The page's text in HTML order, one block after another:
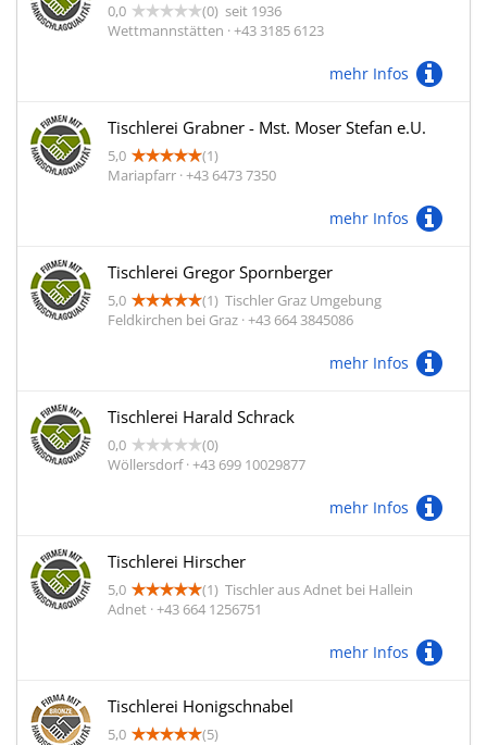
0,0 (0) seit 1936
Wettmannstätten · +43 3185 6123
mehr Infos
Tischlerei Grabner - Mst. Moser Stefan e.U.
5,0
(1)
Mariapfarr · +43 6473 7350
mehr Infos
Tischlerei Gregor Spornberger
5,0 (1) Tischler Graz Umgebung
Feldkirchen bei Graz · +43 664 3845086
mehr Infos
Tischlerei Harald Schrack
0,0
(0)
Wöllersdorf · +43 699 10029877
mehr Infos
Tischlerei Hirscher
5,0 (1) Tischler aus Adnet bei Hallein
Adnet · +43 664 1256751
mehr Infos
Tischlerei Honigschnabel
5,0
(5)